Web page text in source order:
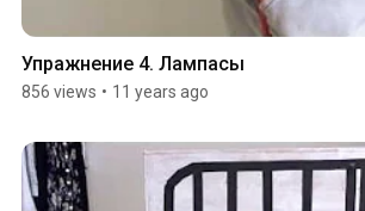
Упражнение 4. Лампасы
856 views • 11 years ago